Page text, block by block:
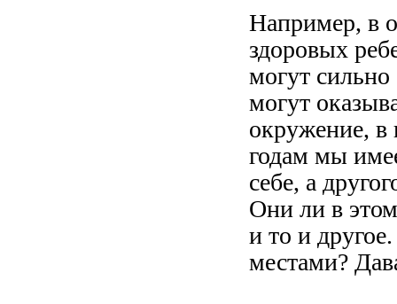
Например, в
здоровых
могут
могут
окружение, в
годам мы
себе, а
Они ли в
и то и
местами?